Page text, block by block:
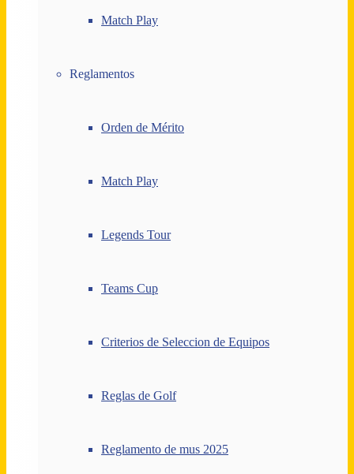
Match Play
Reglamentos
Orden de Mérito
Match Play
Legends Tour
Teams Cup
Criterios de Seleccion de Equipos
Reglas de Golf
Reglamento de mus 2025